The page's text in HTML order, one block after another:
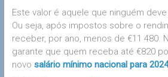
Este valor é aquele que ninguém
Ou seja, após impostos sobre o
receber, por ano, menos de €11 480.
garante que quem receba até €820
novo salário mínimo nacional para 2024